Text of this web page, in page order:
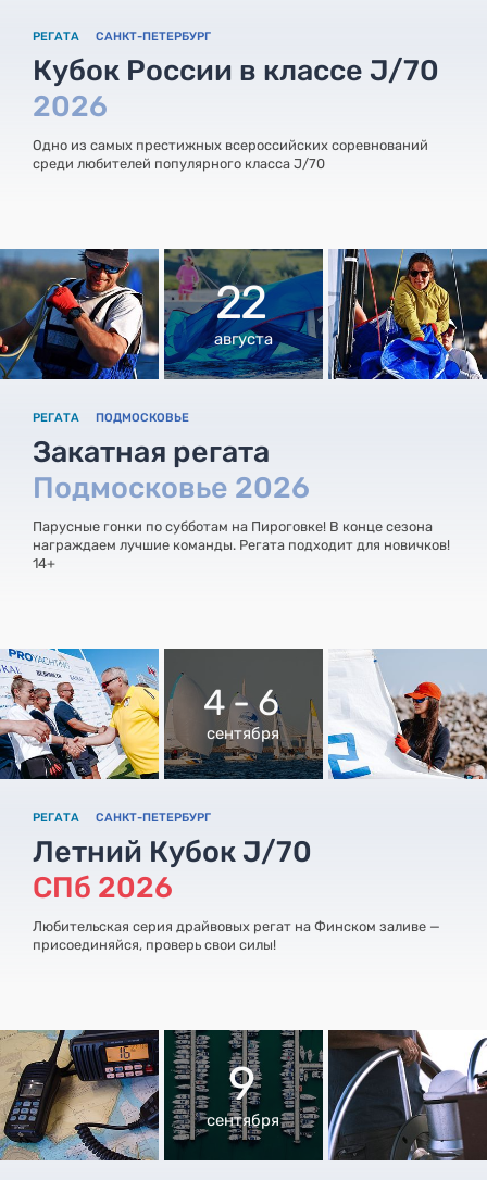
РЕГАТА САНКТ-ПЕТЕРБУРГ
Кубок России в классе J/70
2026
Одно из самых престижных всероссийских соревнований
среди любителей популярного класса J/70
22
августа
РЕГАТА ПОДМОСКОВЬЕ
Закатная регата
Подмосковье 2026
Парусные гонки по субботам на Пироговке! В конце сезона
награждаем лучшие команды. Регата подходит для новичков!
14+
4 - 6
сентября
РЕГАТА САНКТ-ПЕТЕРБУРГ
Летний Кубок J/70
СПб 2026
Любительская серия драйвовых регат на Финском заливе —
присоединяйся, проверь свои силы!
9
сентября